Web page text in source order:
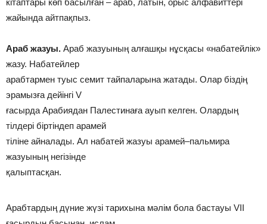
жайында айтпақпыз.
Араб жазуы. Араб жазуының алғашқы нұсқасы «набатейлік»
жазу. Набатейлер
арабтармен туыс семит тайпаларына жатады. Олар біздің
эрамызға дейінгі V
ғасырда Арабиядан Палестинаға ауып келген. Олардың
тілдері біртіндеп арамей
тіліне айналады. Ал набатей жазуы арамей–пальмира
жазуының негізінде
қалыптасқан.
Арабтардың дүние жүзі тарихына мәлім бола бастауы VII